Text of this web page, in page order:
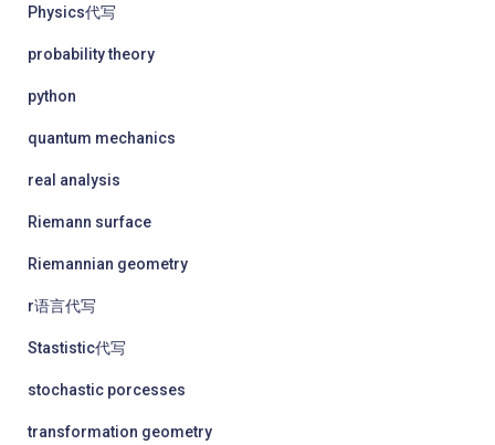
Physics代写
probability theory
python
quantum mechanics
real analysis
Riemann surface
Riemannian geometry
r语言代写
Stastistic代写
stochastic porcesses
transformation geometry